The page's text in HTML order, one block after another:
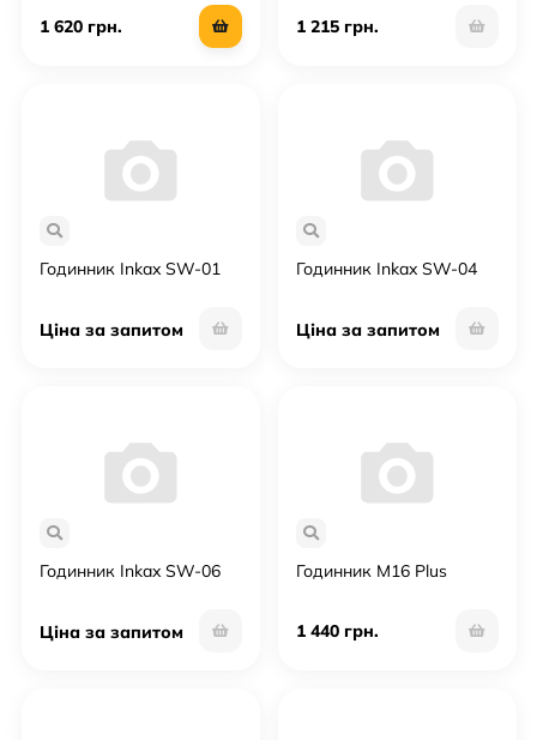
1 620 грн.
1 215 грн.
Годинник Inkax SW-01
Ціна за запитом
Годинник Inkax SW-04
Ціна за запитом
Годинник Inkax SW-06
Ціна за запитом
Годинник M16 Plus
1 440 грн.